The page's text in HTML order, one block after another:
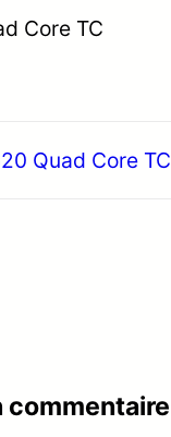
Core TC
Quad Core TC
commentaire